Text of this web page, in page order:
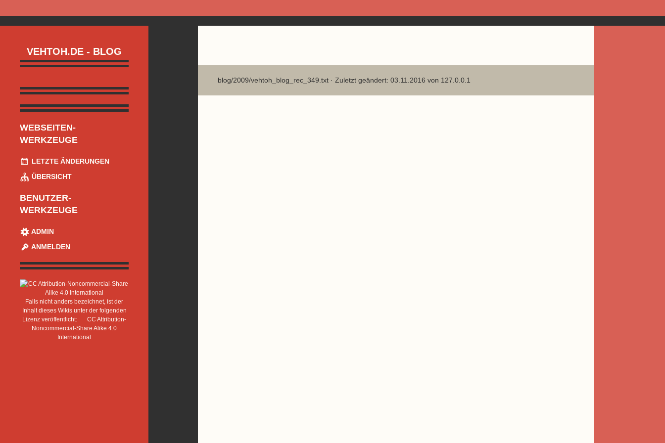
VEHTOH.DE - BLOG
WEBSEITEN-
WERKZEUGE
LETZTE ÄNDERUNGEN
ÜBERSICHT
BENUTZER-
WERKZEUGE
ADMIN
ANMELDEN
Falls nicht anders bezeichnet, ist der
Inhalt dieses Wikis unter der folgenden
Lizenz veröffentlicht:
CC Attribution-
Noncommercial-Share Alike 4.0
International
blog/2009/vehtoh_blog_rec_349.txt · Zuletzt geändert: 03.11.2016 von 127.0.0.1